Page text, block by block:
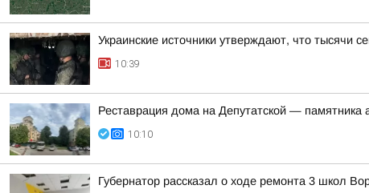
Украинские источники утверждают, что тысячи
10:39
Реставрация дома на Депутатской — памятника
10:10
Губернатор рассказал о ходе ремонта 3 школ